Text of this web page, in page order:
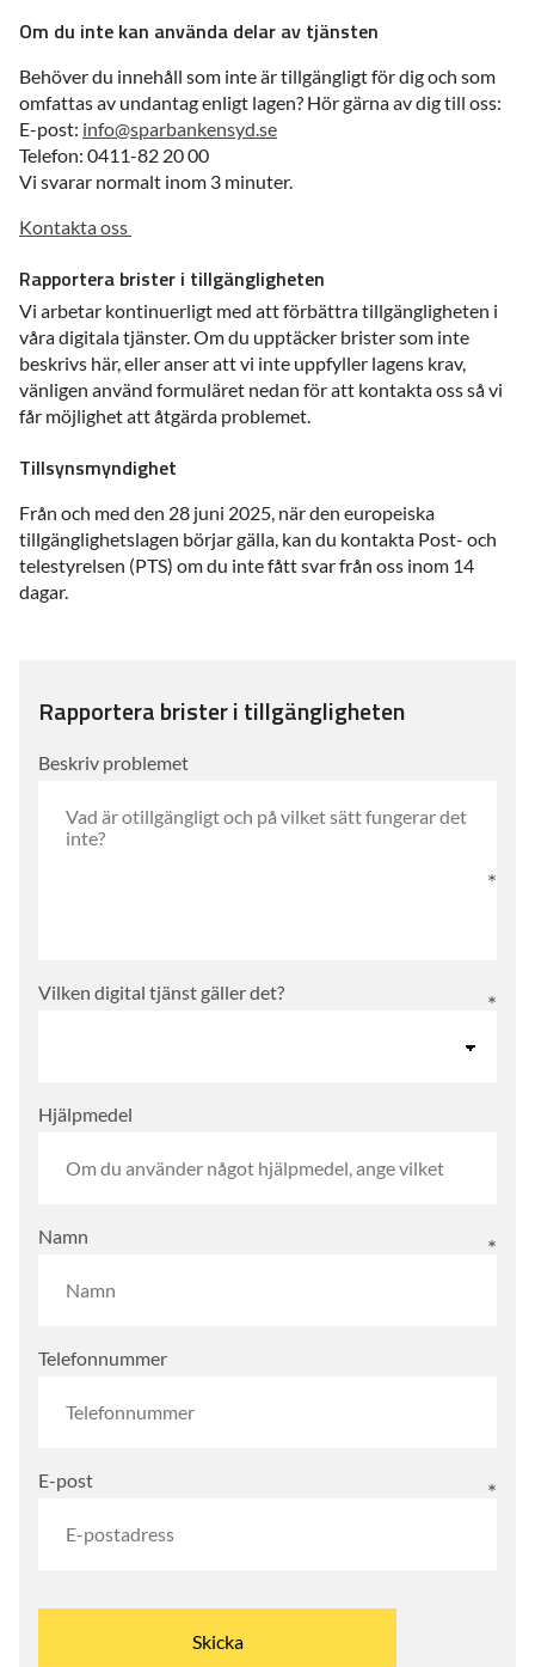
Om du inte kan använda delar av tjänsten
Behöver du innehåll som inte är tillgängligt för dig och som
omfattas av undantag enligt lagen? Hör gärna av dig till oss:
E-post: info@sparbankensyd.se
Telefon: 0411-82 20 00
Vi svarar normalt inom 3 minuter.
Kontakta oss
Rapportera brister i tillgängligheten
Vi arbetar kontinuerligt med att förbättra tillgängligheten i
våra digitala tjänster. Om du upptäcker brister som inte
beskrivs här, eller anser att vi inte uppfyller lagens krav,
vänligen använd formuläret nedan för att kontakta oss så vi
får möjlighet att åtgärda problemet.
Tillsynsmyndighet
Från och med den 28 juni 2025, när den europeiska
tillgänglighetslagen börjar gälla, kan du kontakta Post- och
telestyrelsen (PTS) om du inte fått svar från oss inom 14
dagar.
Rapportera brister i tillgängligheten
Beskriv problemet
Vilken digital tjänst gäller det?
Hjälpmedel
Namn
Telefonnummer
E-post